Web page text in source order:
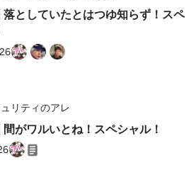
としていたとはつゆ知らず！スペ
リティのアレ
がワルいとね！スペシャル！